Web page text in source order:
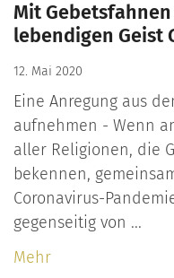
Mit
lebendigen Geist
12. Mai 2020
Eine Anregung aus
aufnehmen - Wenn
aller Religionen, die
bekennen,
Coronavirus-
gegenseitig von ...
Mehr